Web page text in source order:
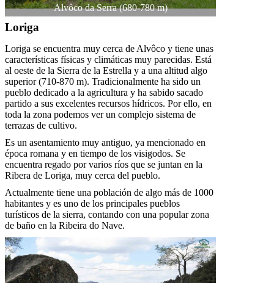
Alvôco da Serra (680-780 m)
Loriga
Loriga se encuentra muy cerca de Alvôco y tiene unas
características físicas y climáticas muy parecidas. Está
al oeste de la Sierra de la Estrella y a una altitud algo
superior (710-870 m). Tradicionalmente ha sido un
pueblo dedicado a la agricultura y ha sabido sacado
partido a sus excelentes recursos hídricos. Por ello, en
toda la zona podemos ver un complejo sistema de
terrazas de cultivo.
Es un asentamiento muy antiguo, ya mencionado en
época romana y en tiempo de los visigodos. Se
encuentra regado por varios ríos que se juntan en la
Ribera de Loriga, muy cerca del pueblo.
Actualmente tiene una población de algo más de 1000
habitantes y es uno de los principales pueblos
turísticos de la sierra, contando con una popular zona
de baño en la Ribeira do Nave.